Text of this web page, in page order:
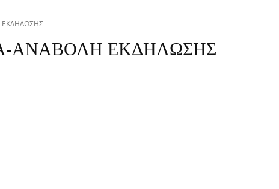
ΕΚΔΗΛΩΣΗΣ
ΑΝΑΒΟΛΗ ΕΚΔΗΛΩΣΗΣ